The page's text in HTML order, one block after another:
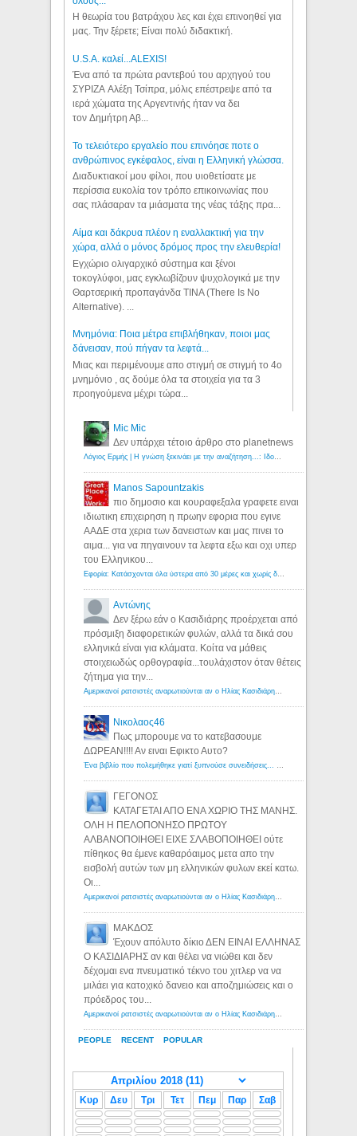
Η θεωρία του βατράχου λες και έχει επινοηθεί για
μας. Την ξέρετε; Είναι πολύ διδακτική.
U.S.A. καλεί...ALEXIS!
Ένα από τα πρώτα ραντεβού του αρχηγού του
ΣΥΡΙΖΑ Αλέξη Τσίπρα, μόλις επέστρεψε από τα
ιερά χώματα της Αργεντινής ήταν να δει
τον Δημήτρη Αβ...
Το τελειότερο εργαλείο που επινόησε ποτε ο
ανθρώπινος εγκέφαλος, είναι η Ελληνική γλώσσα.
Διαδυκτιακοί μου φίλοι, που υιοθετίσατε με
περίσσια ευκολία τον τρόπο επικοινωνίας που
σας πλάσαραν τα μιάσματα της νέας τάξης πρα...
Αίμα και δάκρυα πλέον η εναλλακτική για την
χώρα, αλλά ο μόνος δρόμος προς την ελευθερία!
Εγχώριο ολιγαρχικό σύστημα και ξένοι
τοκογλύφοι, μας εγκλωβίζουν ψυχολογικά με την
Θαρτσερική προπαγάνδα TINA (There Is No
Alternative). ...
Μνημόνια: Ποια μέτρα επιβλήθηκαν, ποιοι μας
δάνεισαν, πού πήγαν τα λεφτά...
Μιας και περιμένουμε απο στιγμή σε στιγμή το 4ο
μνημόνιο , ας δούμε όλα τα στοιχεία για τα 3
προηγούμενα μέχρι τώρα...
PEOPLE RECENT POPULAR
Mic Mic
Δεν υπάρχει τέτοιο άρθρο στο planetnews
Λόγιος Ερμής | Η γνώση ξεκινάει με την αναζήτηση...: Ιδού οι 18 που χρωστούν 11 δις ευρώ!
Manos Sapountzakis
πιο δημοσιο και κουραφεξαλα γραφετε ειναι
ιδιωτικη επιχειρηση η πρωην εφορια που εγινε
ΑΑΔΕ στα χερια των δανειστων και μας πινει το
αιμα... για να πηγαινουν τα λεφτα εξω και οχι υπερ
του Ελληνικου...
Εφορία: Κατάσχονται όλα ύστερα από 30 μέρες και χωρίς δικαστικές αποφάσεις - Λόγιος Ερμής
Αντώνης
Δεν ξέρω εάν ο Κασιδιάρης προέρχεται από
πρόσμιξη διαφορετικών φυλών, αλλά τα δικά σου
ελληνικά είναι για κλάματα. Κοίτα να μάθεις
στοιχειωδώς ορθογραφία...τουλάχιστον όταν θέτεις
ζήτημα για την...
Αμερικανοί ρατσιστές αναρωτιούνται αν ο Ηλίας Κασιδιάρης ανήκει στη λευκή φυλή... - Λόγιος Ερμής
Νικολαος46
Πως μπορουμε να το κατεβασουμε
ΔΩΡΕΑΝ!!!! Αν ειναι Εφικτο Αυτο?
Ένα βιβλίο που πολεμήθηκε γιατί ξυπνούσε συνειδήσεις... - Λόγιος Ερμής | Η γνώση ξεκινάει με την αναζήτηση...
ΓΕΓΟΝΟΣ
ΚΑΤΑΓΕΤΑΙ ΑΠΟ ΕΝΑ ΧΩΡΙΟ ΤΗΣ ΜΑΝΗΣ.
ΟΛΗ Η ΠΕΛΟΠΟΝΗΣΟ ΠΡΩΤΟΥ
ΑΛΒΑΝΟΠΟΙΗΘΕΙ ΕΙΧΕ ΣΛΑΒΟΠΟΙΗΘΕΙ ούτε
πίθηκος θα έμενε καθαρόαιμος μετα απο την
εισβολή αυτών των μη ελληνικών φυλων εκεί κατω.
Οι...
Αμερικανοί ρατσιστές αναρωτιούνται αν ο Ηλίας Κασιδιάρης ανήκει στη λευκή φυλή... - Λόγιος Ερμής
ΜΑΚΔΟΣ
Έχουν απόλυτο δίκιο ΔΕΝ ΕΙΝΑΙ ΕΛΛΗΝΑΣ
Ο ΚΑΣΙΔΙΑΡΗΣ αν και θέλει να νιώθει και δεν
δέχομαι ενα πνευματικό τέκνο του χιτλερ να να
μιλάει για κατοχικό δανειο και αποζημιώσεις και ο
πρόεδρος του...
Αμερικανοί ρατσιστές αναρωτιούνται αν ο Ηλίας Κασιδιάρης ανήκει στη λευκή φυλή... - Λόγιος Ερμής
Κυρ Δευ Τρι Τετ Πεμ Παρ Σαβ